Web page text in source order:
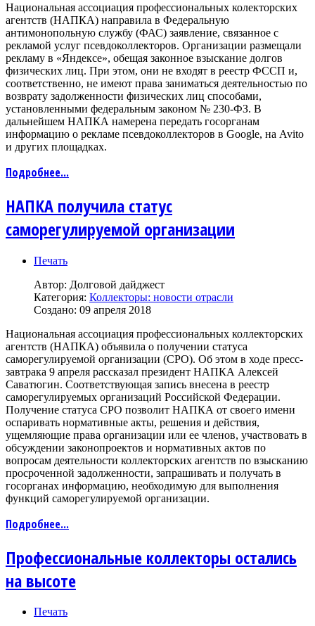
Национальная ассоциация профессиональных колекторских
агентств (НАПКА) направила в Федеральную
антимонопольную службу (ФАС) заявление, связанное с
рекламой услуг псевдоколлекторов. Организации размещали
рекламу в «Яндексе», обещая законное взыскание долгов
физических лиц. При этом, они не входят в реестр ФССП и,
соответственно, не имеют права заниматься деятельностью по
возврату задолженности физических лиц способами,
установленными федеральным законом № 230-ФЗ. В
дальнейшем НАПКА намерена передать госорганам
информацию о рекламе псевдоколлекторов в Google, на Avito
и других площадках.
Подробнее...
НАПКА получила статус
саморегулируемой организации
Печать
Автор: Долговой дайджест
Категория: Коллекторы: новости отрасли
Создано: 09 апреля 2018
Национальная ассоциация профессиональных коллекторских
агентств (НАПКА) объявила о получении статуса
саморегулируемой организации (СРО). Об этом в ходе пресс-
завтрака 9 апреля рассказал президент НАПКА Алексей
Саватюгин. Соответствующая запись внесена в реестр
саморегулируемых организаций Российской Федерации.
Получение статуса СРО позволит НАПКА от своего имени
оспаривать нормативные акты, решения и действия,
ущемляющие права организации или ее членов, участвовать в
обсуждении законопроектов и нормативных актов по
вопросам деятельности коллекторских агентств по взысканию
просроченной задолженности, запрашивать и получать в
госорганах информацию, необходимую для выполнения
функций саморегулируемой организации.
Подробнее...
Профессиональные коллекторы остались
на высоте
Печать